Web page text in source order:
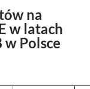
na
w latach
Polsce